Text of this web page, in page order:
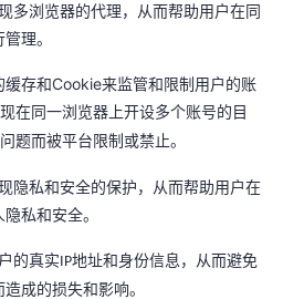
多浏览器的代理，从而帮助用户在同
理。
缓存和 Cookie来监管和限制用户的账
在同一浏览器上开设多个账号的目
题而被平台限制或禁止。
隐私和安全的保护，从而帮助用户在
私和安全。
的真实IP地址和身份信息，从而避免
成的损失和影响。